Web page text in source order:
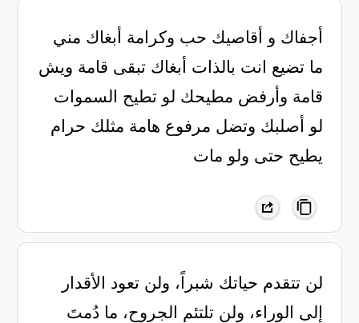
أجفاك و أقاصيك حب وكرامة ‏أبغاك مني
ما تضيع انت بالذات ‏أبغاك تبقى قامة ويش
قامة ‏وأرفض مطيحك لو تطيح السموات
‏لو أصلبك وتضل مرفوع هامة ‏مثلك حرام
يطيح حتى ولو مات
لن تتقدم حياتك شبراً، ولن تعود الأقدار
إلى الوراء، ولن تلتئم الجروح، ما دُمتَ